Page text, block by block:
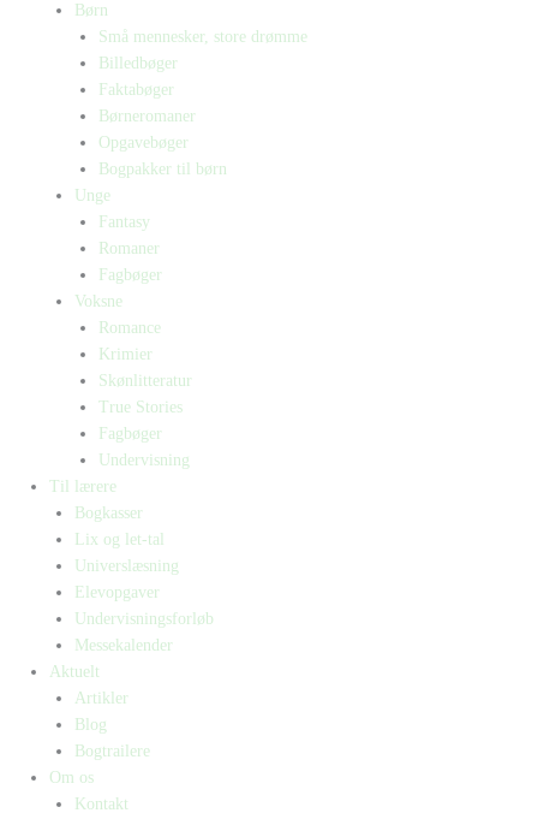
Børn
Små mennesker, store drømme
Billedbøger
Faktabøger
Børneromaner
Opgavebøger
Bogpakker til børn
Unge
Fantasy
Romaner
Fagbøger
Voksne
Romance
Krimier
Skønlitteratur
True Stories
Fagbøger
Undervisning
Til lærere
Bogkasser
Lix og let-tal
Universlæsning
Elevopgaver
Undervisningsforløb
Messekalender
Aktuelt
Artikler
Blog
Bogtrailere
Om os
Kontakt